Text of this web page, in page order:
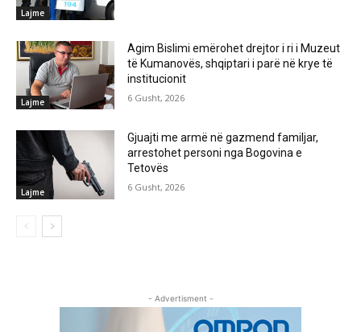
Lajme
Lajme
Agim Bislimi emërohet drejtor i ri i Muzeut
të Kumanovës, shqiptari i parë në krye të
institucionit
6 Gusht, 2026
Lajme
Gjuajti me armë në gazmend familjar,
arrestohet personi nga Bogovina e
Tetovës
6 Gusht, 2026
- Advertisment -